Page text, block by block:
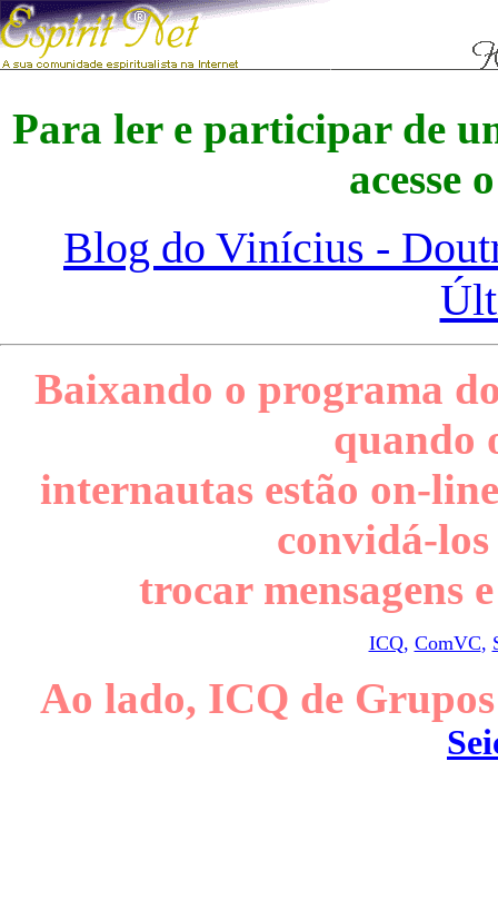
Para ler e participar de
acesse
Blog do Vinícius -
Baixando o programa
quando
internautas estão on-
convidá-
trocar mensagens
ICQ, ComVC,
Ao lado, ICQ de